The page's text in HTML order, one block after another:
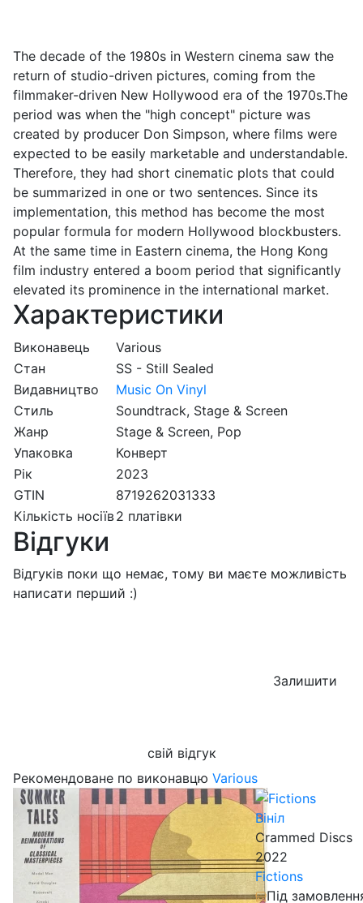
The decade of the 1980s in Western cinema saw the
return of studio-driven pictures, coming from the
filmmaker-driven New Hollywood era of the 1970s.The
period was when the "high concept" picture was
created by producer Don Simpson, where films were
expected to be easily marketable and understandable.
Therefore, they had short cinematic plots that could
be summarized in one or two sentences. Since its
implementation, this method has become the most
popular formula for modern Hollywood blockbusters.
At the same time in Eastern cinema, the Hong Kong
film industry entered a boom period that significantly
elevated its prominence in the international market.
Характеристики
Виконавець
Various
Стан
SS - Still Sealed
Видавництво
Music On Vinyl
Стиль
Soundtrack, Stage & Screen
Жанр
Stage & Screen, Pop
Упаковка
Конверт
Рік
2023
GTIN
8719262031333
Кількість носіїв2 платівки
Відгуки
Відгуків поки що немає, тому ви маєте можливість
написати перший :)
Залишити
свій відгук
Рекомендоване по виконавцю Various
Вініл
Crammed Discs
2022
Fictions
Під